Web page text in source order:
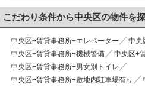
こだわり条件から中央区の物件を
中央区+賃貸事務所+エレベーター
中央
中央区+賃貸事務所+機械警備
中央区+
中央区+賃貸事務所+男女別トイレ
中央区+賃貸事務所+敷地内駐車場有り